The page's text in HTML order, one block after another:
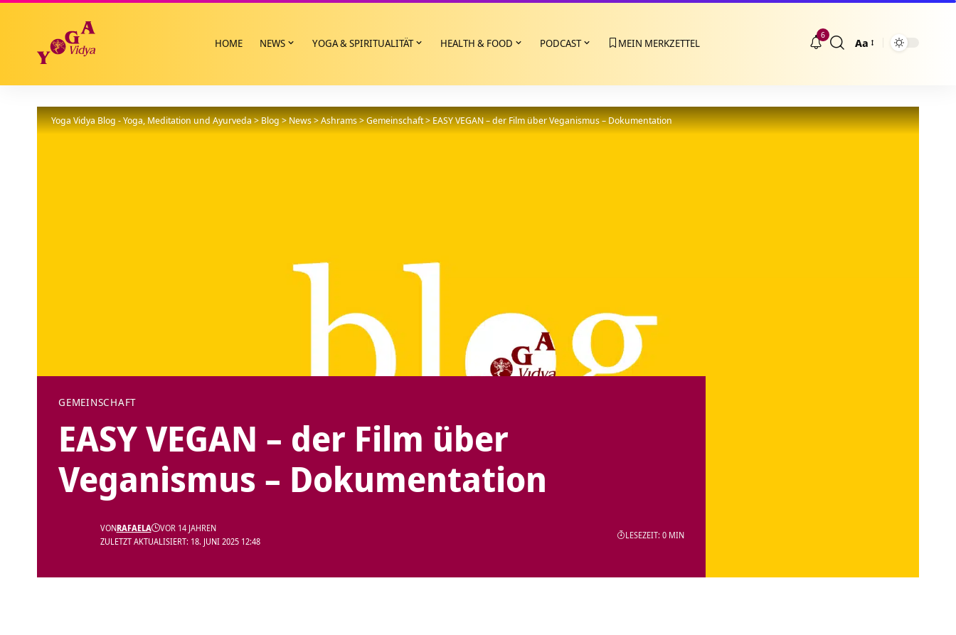
HOME NEWS YOGA & SPIRITUALITÄT HEALTH & FOOD PODCAST MEIN MERKZETTEL
6
Größenänderung
Aa
Yoga Vidya Blog - Yoga, Meditation und Ayurveda>Blog>News>Ashrams>Gemeinschaft>EASY VEGAN – der Film über Veganismus – Dokumentation
GEMEINSCHAFT
EASY VEGAN – der Film über
Veganismus – Dokumentation
ZULETZT AKTUALISIERT: 18. JUNI 2025 12:48
VONRAFAELA VOR 14 JAHREN
LESEZEIT: 0 MIN